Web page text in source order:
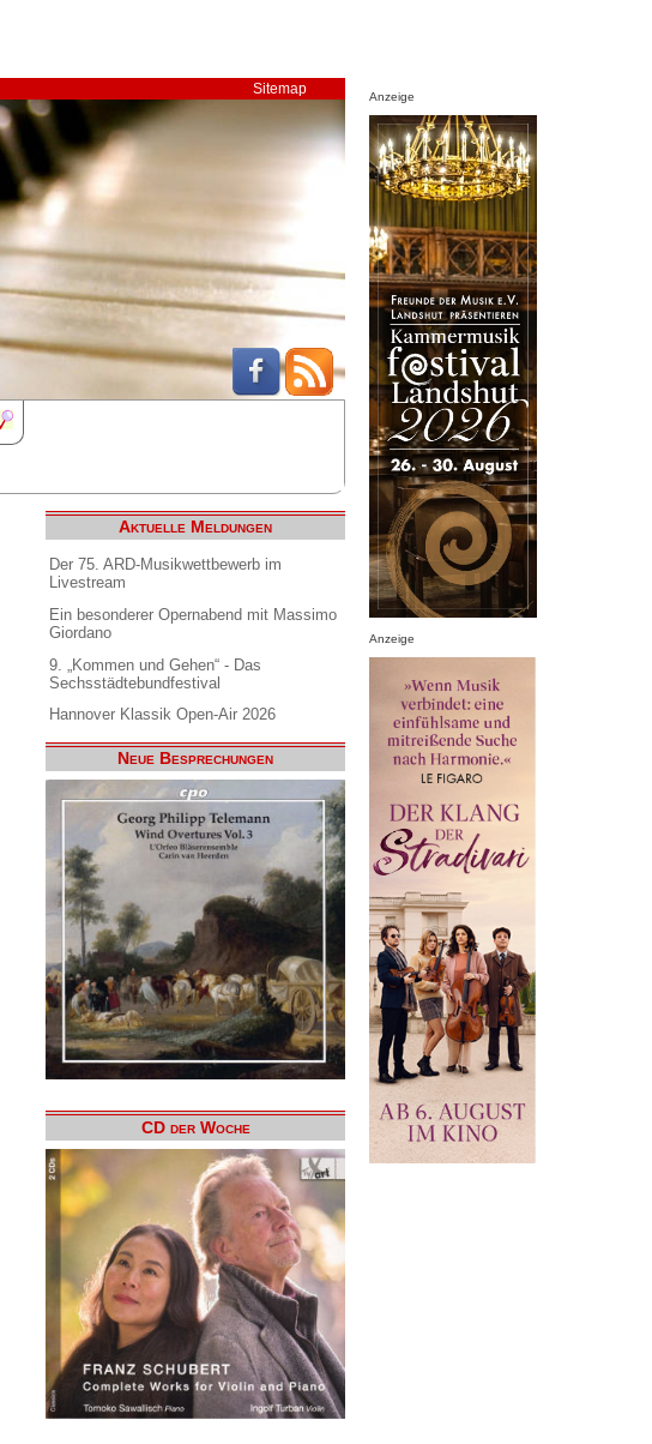
Sitemap
Aktuelle Meldungen
Der 75. ARD-Musikwettbewerb im
Livestream
Ein besonderer Opernabend mit Massimo
Giordano
9. „Kommen und Gehen“ - Das
Sechsstädtebundfestival
Hannover Klassik Open-Air 2026
Neue Besprechungen
CD der Woche
Anzeige
Anzeige